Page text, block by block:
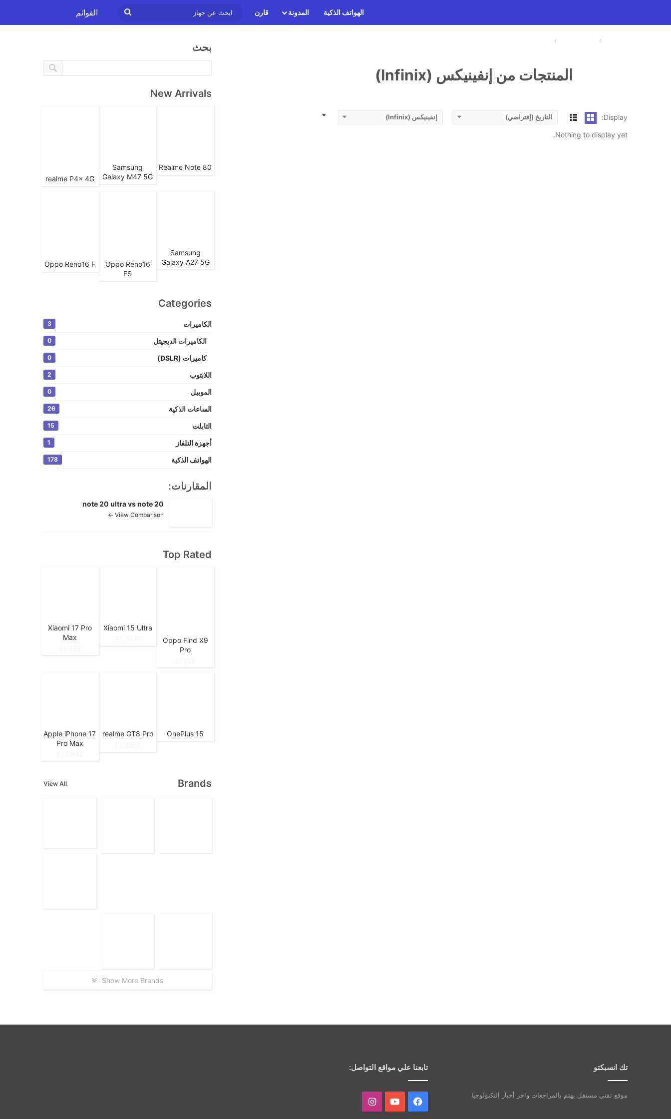
القوائم الهواتف الذكية المدونة قارن
المنتجات من إنفينيكس (Infinix)
Display: التاريخ (إفتراضي) إنفينيكس (Infinix)
Nothing to display yet.
بحث
New Arrivals
Realme Note 80
Samsung
Galaxy M47 5G
realme P4x 4G
Samsung
Galaxy A27 5G
Oppo Reno16
FS
Oppo Reno16 F
Categories
الكاميرات 3
الكاميرات الديجيتل 0
كاميرات (DSLR) 0
اللابتوب 2
الموبيل 0
الساعات الذكية 26
التابلت 15
أجهزة التلفاز 1
الهواتف الذكية 178
المقارنات:
note 20 ultra vs note 20
View Comparison ←
Top Rated
Oppo Find X9
Pro
Xiaomi 15 Ultra
Xiaomi 17 Pro
Max
OnePlus 15
realme GT8 Pro
Apple iPhone 17
Pro Max
Brands
View All
Show More Brands
تك انسبكتو
موقع تقني مستقل يهتم بالمراجعات واخر أخبار التكنولوجيا
تابعنا علي مواقع التواصل:
فيسبوكيوتيوب